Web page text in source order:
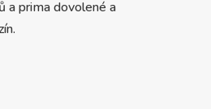
a prima dovolené a